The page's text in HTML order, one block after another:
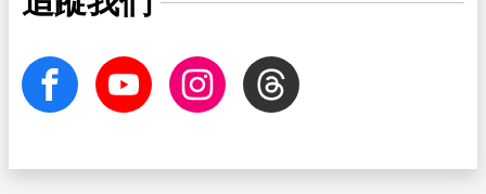
facebook Youtube InstagramThreads